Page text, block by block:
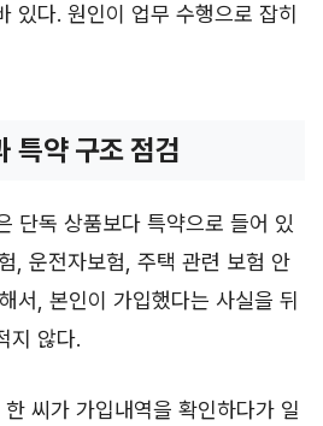
있다. 원인이 업무 수행으로 잡히
특약 구조 점검
단독 상품보다 특약으로 들어 있
, 운전자보험, 주택 관련 보험 안
서, 본인이 가입했다는 사실을 뒤
지 않다.
씨가 가입내역을 확인하다가 일